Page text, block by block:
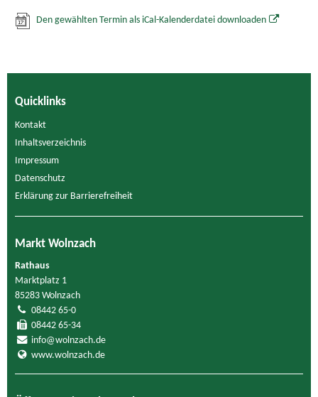
Den gewählten Termin als iCal-Kalenderdatei downloaden
Quicklinks
Kontakt
Inhaltsverzeichnis
Impressum
Datenschutz
Erklärung zur Barrierefreiheit
Markt Wolnzach
Rathaus
Marktplatz 1
85283 Wolnzach
08442 65-0
08442 65-34
info@wolnzach.de
www.wolnzach.de